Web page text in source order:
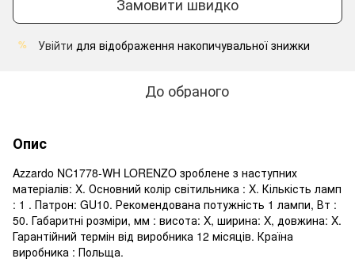
% Увійти для відображення накопичувальної знижки
До обраного
Опис
Azzardo NC1778-WH LORENZO зроблене з наступних
матеріалів: X. Основний колір світильника : X. Кількість ламп
: 1 . Патрон: GU10. Рекомендована потужність 1 лампи, Вт :
50. Габаритні розміри, мм : висота: X, ширина: X, довжина: X.
Гарантійний термін від виробника 12 місяців. Країна
виробника : Польща.